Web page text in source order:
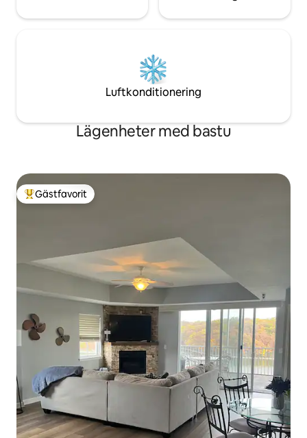
Luftkonditionering
Lägenheter med bastu
Populär gästfavorit
Gästfavorit